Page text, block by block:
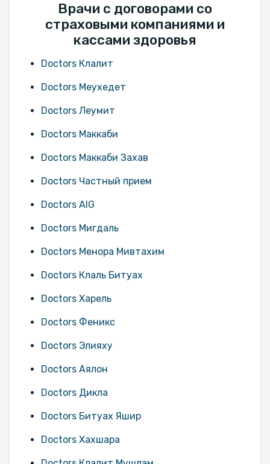
Врачи с договорами со
страховыми компаниями и
кассами здоровья
Doctors Клалит
Doctors Меухедет
Doctors Леумит
Doctors Маккаби
Doctors Маккаби Захав
Doctors Частный прием
Doctors AIG
Doctors Мигдаль
Doctors Менора Мивтахим
Doctors Клаль Битуах
Doctors Харель
Doctors Феникс
Doctors Элияху
Doctors Аялон
Doctors Дикла
Doctors Битуах Яшир
Doctors Хахшара